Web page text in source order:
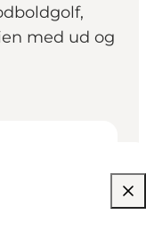
med ud og